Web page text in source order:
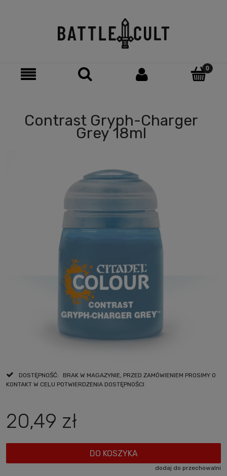
Contrast Gryph-Charger
Grey 18ml
DOSTĘPNOŚĆ:
BRAK W MAGAZYNIE, PRZED ZAMÓWIENIEM PROSIMY O
KONTAKT W CELU POTWIERDZENIA DOSTĘPNOŚCI
20,49 zł
DO KOSZYKA
dodaj do przechowalni